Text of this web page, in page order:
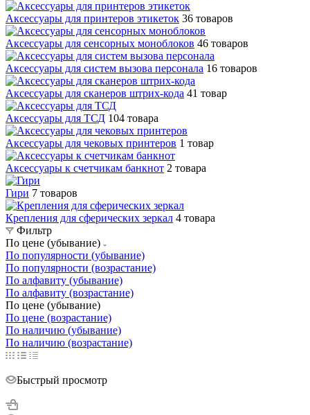
Аксессуары для принтеров этикеток 36 товаров
Аксессуары для сенсорных моноблоков 46 товаров
Аксессуары для систем вызова персонала 16 товаров
Аксессуары для сканеров штрих-кода 41 товар
Аксессуары для ТСД 104 товара
Аксессуары для чековых принтеров 1 товар
Аксессуары к счетчикам банкнот 2 товара
Гири 7 товаров
Крепления для сферических зеркал 4 товара
Фильтр
По цене (убывание)
По популярности (убывание)
По популярности (возрастание)
По алфавиту (убывание)
По алфавиту (возрастание)
По цене (убывание)
По цене (возрастание)
По наличию (убывание)
По наличию (возрастание)
Быстрый просмотр